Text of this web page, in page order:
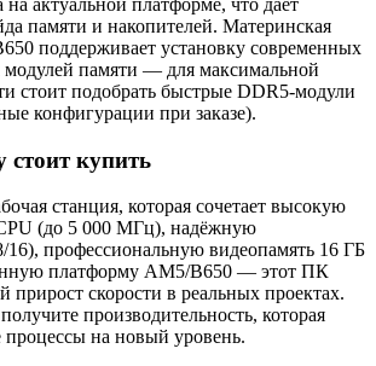
актуальной платформе, что даёт
памяти и накопителей. Материнская
поддерживает установку современных
модулей памяти — для максимальной
стоит подобрать быстрые DDR5-модули
конфигурации при заказе).
купить
станция, которая сочетает высокую
(до 5 000 МГц), надёжную
16), профессиональную видеопамять 16 ГБ
платформу AM5/B650 — этот ПК
прирост скорости в реальных проектах.
производительность, которая
процессы на новый уровень.